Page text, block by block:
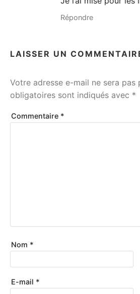
Répondre
LAISSER UN
Votre adresse e-mail ne sera pas
obligatoires sont indiqués avec *
Commentaire *
Nom *
E-mail *